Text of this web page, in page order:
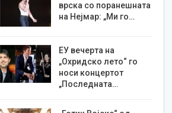
врска со поранешната
на Нејмар: „Ми го…
ЕУ вечерта на
„Охридско лето“ го
носи концертот
„Последната…